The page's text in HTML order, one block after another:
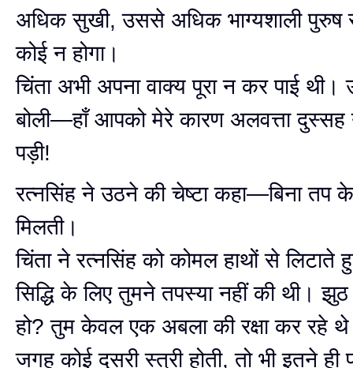
अधिक सुखी, उससे अधिक भाग्यशाली पुरुष
कोई न होगा।
चिंता अभी अपना वाक्य पूरा न कर पाई
बोली—हाँ आपको मेरे कारण अलवत्ता दुस्सह
पड़ी!
रत्नसिंह ने उठने की चेष्टा कहा—बिना तप के
मिलती।
चिंता ने रत्नसिंह को कोमल हाथों से
सिद्धि के लिए तुमने तपस्या नहीं की थी। झुठ
हो? तुम केवल एक अबला की रक्षा कर रहे
जगह कोई दूसरी स्त्री होती, तो भी इतने ही